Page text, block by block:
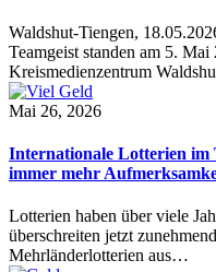
Waldshut-Tiengen,
Teamgeist standen am 5.
Kreismedienzentrum
Mai 26, 2026
Internationale Lotterien
immer mehr
Lotterien haben über viele
überschreiten jetzt
Mehrländerlotterien aus…